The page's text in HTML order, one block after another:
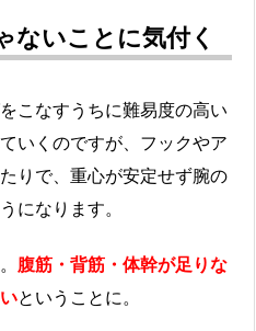
ないことに気付く
こなすうちに難易度の高い
いくのですが、フックやア
りで、重心が安定せず腕の
になります。
腹筋・背筋・体幹が足りな
ということに。